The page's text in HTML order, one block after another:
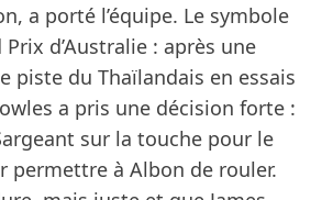
a porté l’équipe. Le symbole
d’Australie : après une
piste du Thaïlandais en essais
a pris une décision forte :
sur la touche pour le
permettre à Albon de rouler.